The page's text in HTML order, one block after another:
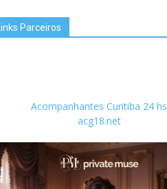
Links Parceiros
Acompanhantes Curitiba 24 hs
acg18.net